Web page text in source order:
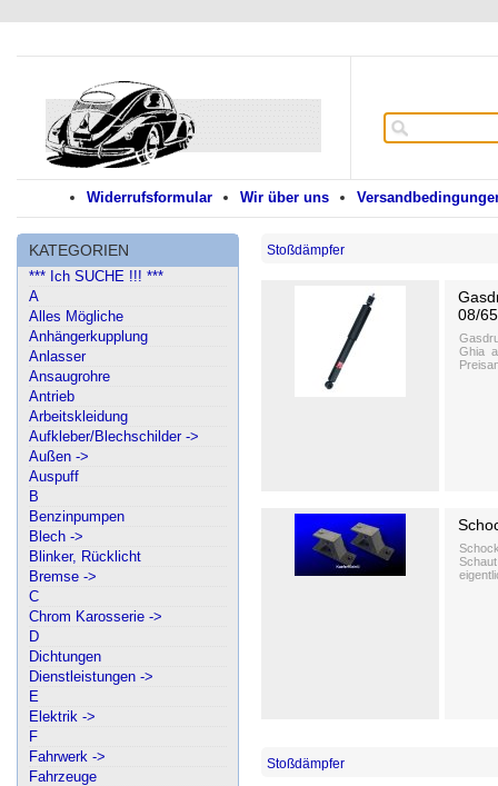
Wir über uns
Widerrufsformular
KATEGORIEN
*** Ich SUCHE !!! ***
A
Alles Mögliche
Anhängerkupplung
Anlasser
Ansaugrohre
Antrieb
Arbeitskleidung
Aufkleber/Blechschilder ->
Außen ->
Auspuff
B
Benzinpumpen
Blech ->
Blinker, Rücklicht
Bremse ->
C
Chrom Karosserie ->
D
Dichtungen
Dienstleistungen ->
E
Elektrik ->
F
Fahrwerk ->
Fahrzeuge
Stoßdämpfer
08/
Ghia
Stoßdämpfer